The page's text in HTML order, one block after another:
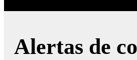
Alertas de